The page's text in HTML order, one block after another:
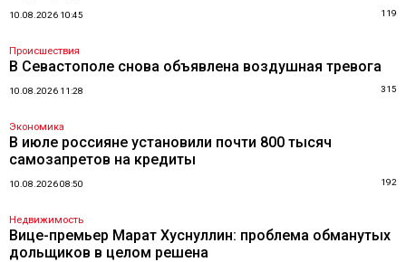
10.08.2026 10:45 119
Происшествия
В Севастополе снова объявлена воздушная тревога
10.08.2026 11:28 315
Экономика
В июле россияне установили почти 800 тысяч
самозапретов на кредиты
10.08.2026 08:50 192
Недвижимость
Вице-премьер Марат Хуснуллин: проблема обманутых
дольщиков в целом решена